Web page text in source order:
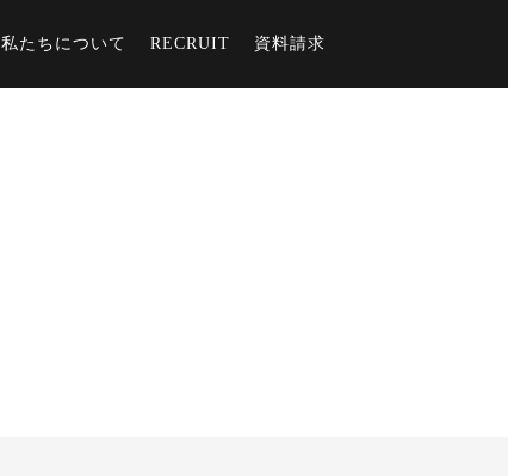
私たちについて RECRUIT 資料請求